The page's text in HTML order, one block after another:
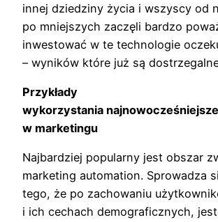
innej dziedziny życia i wszyscy od
po mniejszych zaczęli bardzo
inwestować w te technologie
– wyników które już są
Przykłady
wykorzystania
w marketingu
Najbardziej popularny jest obszar
marketing automation. Sprowadza
tego, że po zachowaniu
i ich cechach demograficznych,